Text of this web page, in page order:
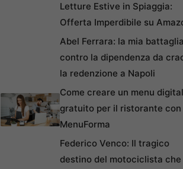
Letture Estive in Spiaggia:
Offerta Imperdibile su
Abel Ferrara: la mia battaglia
contro la dipendenza da
la redenzione a Napoli
Come creare un menu
gratuito per il ristorante con
MenuForma
Federico Venco: Il tragico
destino del motociclista che